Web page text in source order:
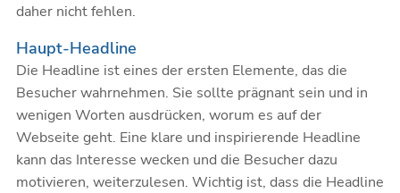
daher nicht fehlen.
Haupt-Headline
Die Headline ist eines der ersten Elemente, das die
Besucher wahrnehmen. Sie sollte prägnant sein und in
wenigen Worten ausdrücken, worum es auf der
Webseite geht. Eine klare und inspirierende Headline
kann das Interesse wecken und die Besucher dazu
motivieren, weiterzulesen. Wichtig ist, dass die Headline